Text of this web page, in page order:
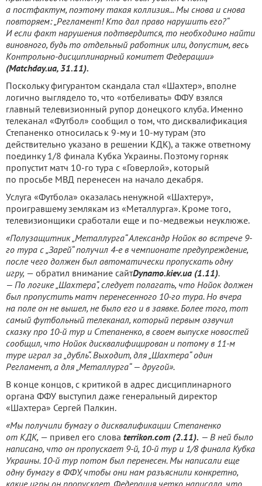
а постфактум, поэтому такая коллизия... Мы снова и снова
повторяем: „Регламент! Кто дал право нарушить его?“
И если факт нарушения подтвердится, то необходимо найти
виновного, будь то отдельный работник или, допустим, весь
Контрольно-дисциплинарный комитет Федерации»
(Matchday.ua, 31.11).
Поскольку фигурантом скандала стал «Шахтер», вполне
логично выглядело то, что «отбеливать» ФФУ взялся
главный телевизионный рупор донецкого клуба. Именно
телеканал «Футбол» сообщил о том, что дисквалификация
Степаненко относилась к 9-му и 10-му турам (это
действительно указано в решении КДК), а также ответному
поединку 1/8 финала Кубка Украины. Поэтому горняк
пропустит матч 10-го тура с «Говерлой», который
по просьбе МВД перенесен на начало декабря.
Услуга «Футбола» оказалась ненужной «Шахтеру»,
проигравшему землякам из «Металлурга». Кроме того,
телевизионщики сработали еще и по-медвежьи неуклюже.
«Полузащитник „Металлурга“ Александр Нойок во встрече 9-
го тура с „Зарей“ получил 4-е в чемпионате предупреждение,
после чего должен был автоматически пропускать одну
игру, — обратил внимание сайтDynamo.kiev.ua (1.11).
— По логике „Шахтера“, следует полагать, что Нойок должен
был пропустить матч перенесенного 10-го тура. Но вчера
на поле он не вышел, не было его и в заявке. Более того, тот
самый футбольный телеканал, который первым озвучил
сказку про 10-й тур и Степаненко, в своем выпуске новостей
сообщил, что Нойок дисквалифицирован и потому в 11-м
туре играл за „дубль“. Выходит, для „Шахтера“ один
Регламент, а для „Металлурга“ — другой».
В конце концов, с критикой в адрес дисциплинарного
органа ФФУ выступил даже генеральный директор
«Шахтера» Сергей Палкин.
«Мы получили бумагу о дисквалификации Степаненко
от КДК, — привел его слова terrikon.com (2.11). — В ней было
написано, что он пропускает 9-й, 10-й тур и 1/8 финала Кубка
Украины. 10-й тур потом был перенесен. Мы написали еще
одну бумагу в ФФУ, чтобы они нам разъяснили конкретно,